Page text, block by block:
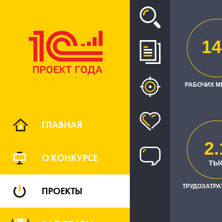
ГЛАВНАЯ
О КОНКУРСЕ
ПРОЕКТЫ
Проект
РАБОЧИХ